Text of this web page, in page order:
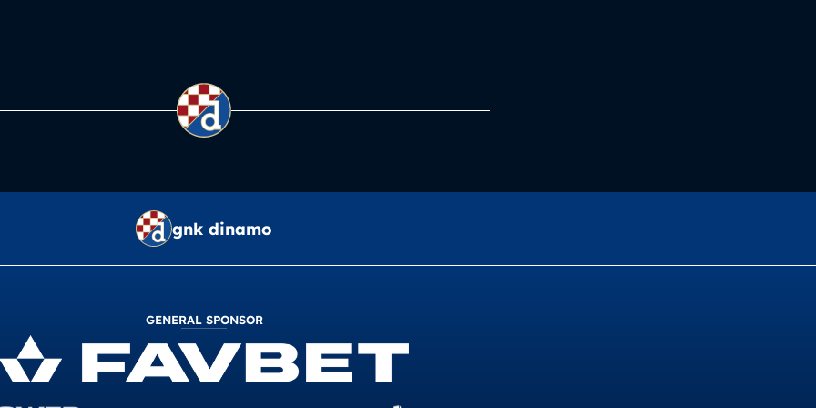
gnk dinamo
GENERAL SPONSOR